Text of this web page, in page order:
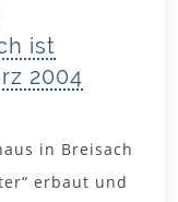
ist
2004
in Breisach
erbaut und